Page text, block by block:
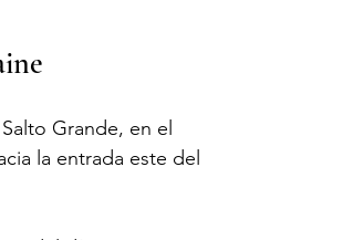
Grande, en el
la entrada este del